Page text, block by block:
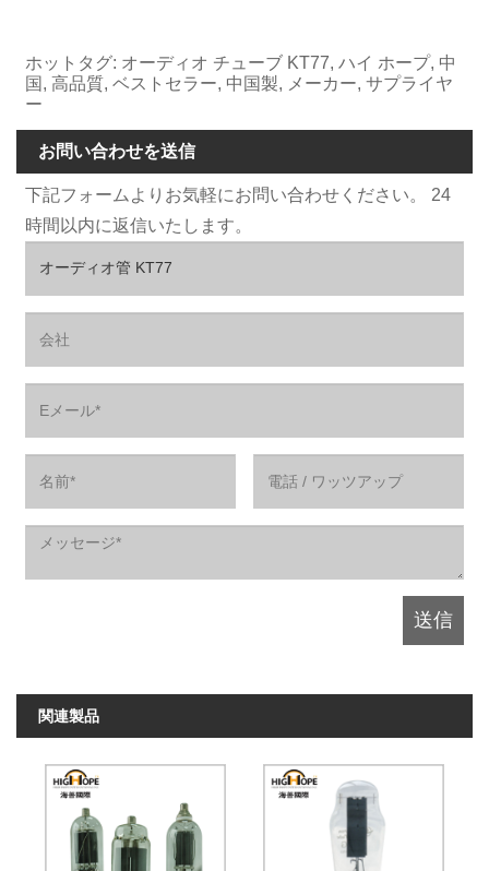
ホットタグ: オーディオ チューブ KT77, ハイ ホープ, 中
国, 高品質, ベストセラー, 中国製, メーカー, サプライヤ
ー
お問い合わせを送信
下記フォームよりお気軽にお問い合わせください。 24
時間以内に返信いたします。
関連製品